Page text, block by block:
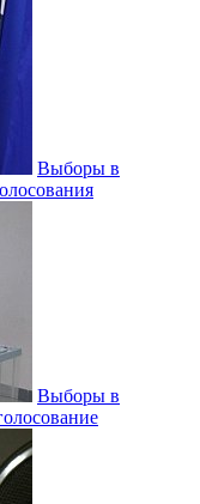
Выборы в
Выборы в